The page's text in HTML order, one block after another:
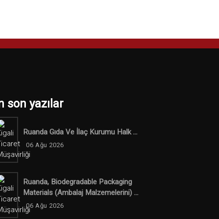
son yazılar
Ruanda Gıda Ve İlaç Kurumu Halk ...
06 Ağu 2026
Ruanda, Biodegradable Packaging
Materials (ambalaj Malzemelerini) ...
06 Ağu 2026